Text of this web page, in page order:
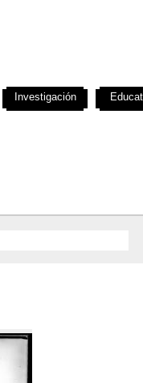
Investigación